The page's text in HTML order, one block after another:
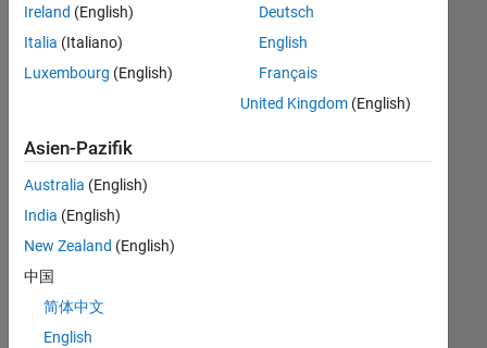
oder
alle
Stellenangebote
anzeigen .
noch
keine
offenen
Stellen
können,
die
Ihren
Ireland (English)
Italia (Italiano)
Luxembourg (English)
Deutsch
English
Français
United Kingdom(English)
Asien-Pazifik
Australia (English)
India (English)
New Zealand (English)
中国
简体中文
English